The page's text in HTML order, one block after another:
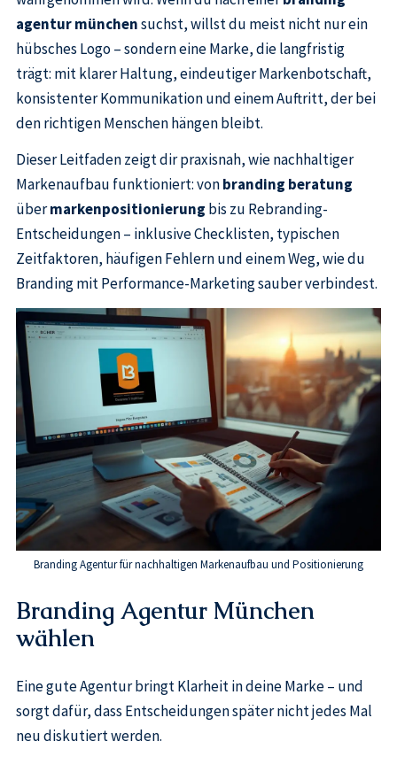
agentur münchensuchst, willst du meist nicht nur ein
hübsches Logo – sondern eine Marke, die langfristig
trägt: mit klarer Haltung, eindeutiger Markenbotschaft,
konsistenter Kommunikation und einem Auftritt, der bei
den richtigen Menschen hängen bleibt.
Dieser Leitfaden zeigt dir praxisnah, wie nachhaltiger
Markenaufbau funktioniert: vonbranding beratung
übermarkenpositionierung bis zu Rebranding-
Entscheidungen – inklusive Checklisten, typischen
Zeitfaktoren, häufigen Fehlern und einem Weg, wie du
Branding mit Performance-Marketing sauber verbindest.
Branding Agentur für nachhaltigen Markenaufbau und Positionierung
Branding Agentur München
wählen
Eine gute Agentur bringt Klarheit in deine Marke – und
sorgt dafür, dass Entscheidungen später nicht jedes Mal
neu diskutiert werden.